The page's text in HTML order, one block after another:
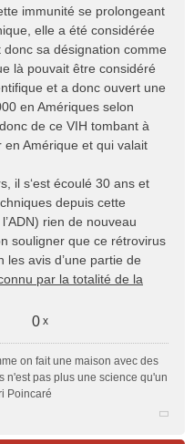
immunité se prolongeant
elle a été considérée
sa désignation comme
là pouvait être considéré
et a donc ouvert une
en Amériques selon
de ce VIH tombant à
en Amérique et qui valait
il s‘est écoulé 30 ans et
depuis cette
rien de nouveau
souligner que ce rétrovirus
les avis d’une partie de
par la totalité de la
0 x
on fait une maison avec des
n'est pas plus une science qu'un
Poincaré